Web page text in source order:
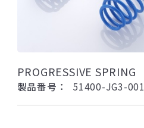
PROGRESSIVE SPRING
製品番号： 51400-JG3-001